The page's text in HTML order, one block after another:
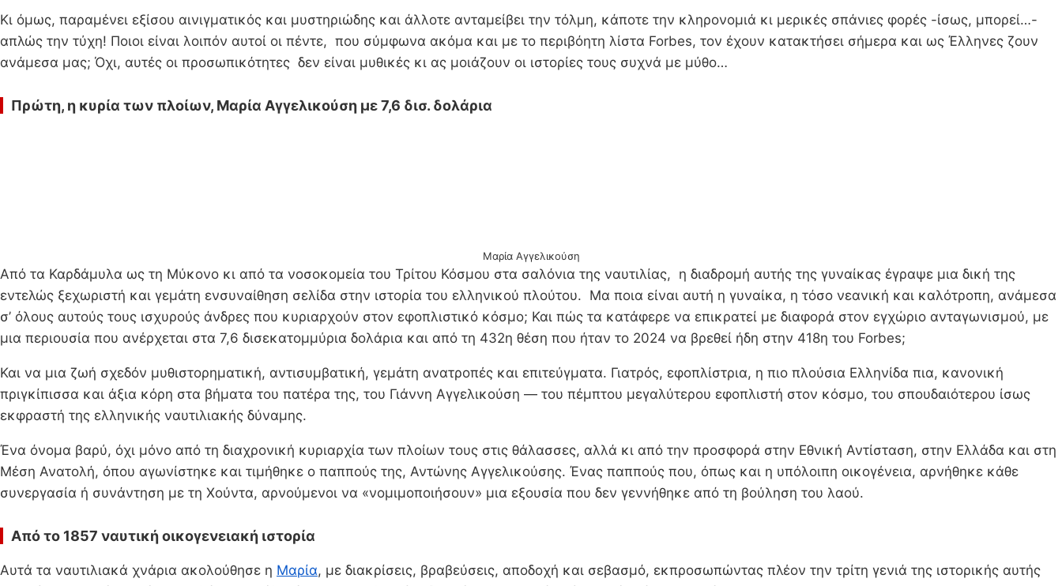
Κι όμως, παραμένει εξίσου αινιγματικός και μυστηριώδης και άλλοτε ανταμείβει την τόλμη, κάποτε την κληρονομιά κι μερικές σπάνιες φορές -ίσως, μπορεί…-
απλώς την τύχη! Ποιοι είναι λοιπόν αυτοί οι πέντε, που σύμφωνα ακόμα και με το περιβόητη λίστα Forbes, τον έχουν κατακτήσει σήμερα και ως Έλληνες ζουν
ανάμεσα μας; Όχι, αυτές οι προσωπικότητες δεν είναι μυθικές κι ας μοιάζουν οι ιστορίες τους συχνά με μύθο…
Πρώτη, η κυρία των πλοίων, Μαρία Αγγελικούση με 7,6 δισ. δολάρια
Μαρία Αγγελικούση
Από τα Καρδάμυλα ως τη Μύκονο κι από τα νοσοκομεία του Τρίτου Κόσμου στα σαλόνια της ναυτιλίας, η διαδρομή αυτής της γυναίκας έγραψε μια δική της
εντελώς ξεχωριστή και γεμάτη ενσυναίθηση σελίδα στην ιστορία του ελληνικού πλούτου. Μα ποια είναι αυτή η γυναίκα, η τόσο νεανική και καλότροπη, ανάμεσα
σ’ όλους αυτούς τους ισχυρούς άνδρες που κυριαρχούν στον εφοπλιστικό κόσμο; Και πώς τα κατάφερε να επικρατεί με διαφορά στον εγχώριο ανταγωνισμού, με
μια περιουσία που ανέρχεται στα 7,6 δισεκατομμύρια δολάρια και από τη 432η θέση που ήταν το 2024 να βρεθεί ήδη στην 418η του Forbes;
Και να μια ζωή σχεδόν μυθιστορηματική, αντισυμβατική, γεμάτη ανατροπές και επιτεύγματα. Γιατρός, εφοπλίστρια, η πιο πλούσια Ελληνίδα πια, κανονική
πριγκίπισσα και άξια κόρη στα βήματα του πατέρα της, του Γιάννη Αγγελικούση — του πέμπτου μεγαλύτερου εφοπλιστή στον κόσμο, του σπουδαιότερου ίσως
εκφραστή της ελληνικής ναυτιλιακής δύναμης.
Ένα όνομα βαρύ, όχι μόνο από τη διαχρονική κυριαρχία των πλοίων τους στις θάλασσες, αλλά κι από την προσφορά στην Εθνική Αντίσταση, στην Ελλάδα και στη
Μέση Ανατολή, όπου αγωνίστηκε και τιμήθηκε ο παππούς της, Αντώνης Αγγελικούσης. Ένας παππούς που, όπως και η υπόλοιπη οικογένεια, αρνήθηκε κάθε
συνεργασία ή συνάντηση με τη Χούντα, αρνούμενοι να «νομιμοποιήσουν» μια εξουσία που δεν γεννήθηκε από τη βούληση του λαού.
Από το 1857 ναυτική οικογενειακή ιστορία
Αυτά τα ναυτιλιακά χνάρια ακολούθησε η Μαρία, με διακρίσεις, βραβεύσεις, αποδοχή και σεβασμό, εκπροσωπώντας πλέον την τρίτη γενιά της ιστορικής αυτής